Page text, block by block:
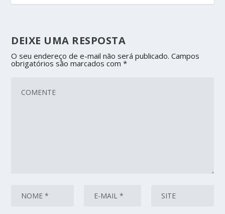
DEIXE UMA RESPOSTA
O seu endereço de e-mail não será publicado. Campos
obrigatórios são marcados com*